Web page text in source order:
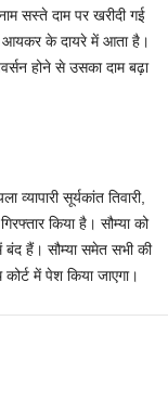
सस्ते दाम पर खरीदी गई
आयकर के दायरे में आता है।
होने से उसका दाम बढ़ा
सूर्यकांत तिवारी,
किया है। सौम्या को
बंद हैं। सौम्या समेत सभी की
में पेश किया जाएगा।